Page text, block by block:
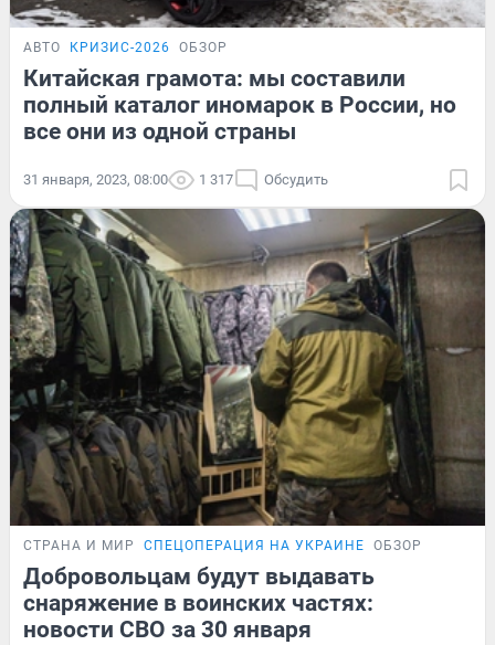
АВТО КРИЗИС-2026 ОБЗОР
Китайская грамота: мы составили
полный каталог иномарок в России, но
все они из одной страны
31 января, 2023, 08:00 1 317 Обсудить
СТРАНА И МИР СПЕЦОПЕРАЦИЯ НА УКРАИНЕ ОБЗОР
Добровольцам будут выдавать
снаряжение в воинских частях:
новости СВО за 30 января